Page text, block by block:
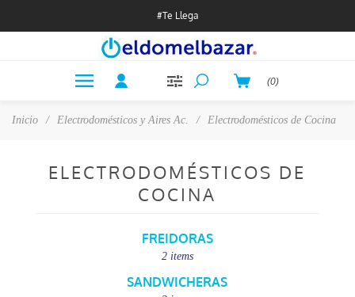
#Te Llega
(0)
Inicio / Electrodomésticos y Aires Ac. / Electrodomésticos de Cocina
FREIDORAS
2 items
SANDWICHERAS
ELECTRODOMÉSTICOS DE
COCINA